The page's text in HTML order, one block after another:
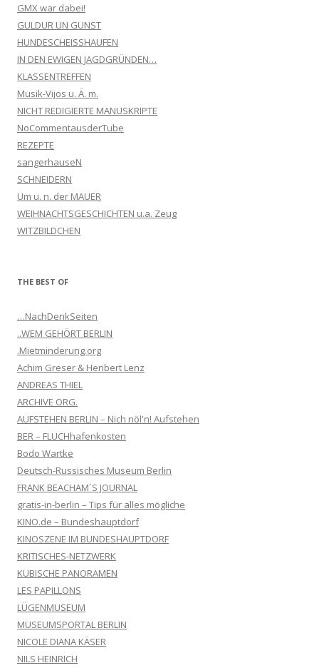
GMX war dabei!
GULDUR UN GUNST
HUNDESCHEISSHAUFEN
IN DEN EWIGEN JAGDGRÜNDEN…
KLASSENTREFFEN
Musik-Vijos u. Ä. m.
NICHT REDIGIERTE MANUSKRIPTE
NoCommentausderTube
REZEPTE
sangerhauseN
SCHNEIDERN
Um u. n. der MAUER
WEIHNACHTSGESCHICHTEN u.a. Zeug
WITZBILDCHEN
THE BEST OF
…NachDenkSeiten
..WEM GEHÖRT BERLIN
.Mietminderung.org
Achim Greser & Heribert Lenz
ANDREAS THIEL
ARCHIVE ORG.
AUFSTEHEN BERLIN – Nich nöl'n! Aufstehen
BER – FLUCHhafenkosten
Bodo Wartke
Deutsch-Russisches Museum Berlin
FRANK BEACHAM´S JOURNAL
gratis-in-berlin – Tips für alles mögliche
KINO.de – Bundeshauptdorf
KINOSZENE IM BUNDESHAUPTDORF
KRITISCHES-NETZWERK
KUBISCHE PANORAMEN
LES PAPILLONS
LÜGENMUSEUM
MUSEUMSPORTAL BERLIN
NICOLE DIANA KÄSER
NILS HEINRICH